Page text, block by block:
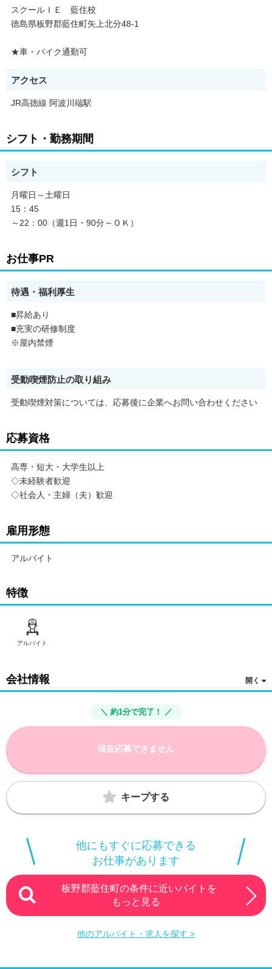
スクールＩＥ 藍住校
徳島県板野郡藍住町矢上北分48-1
★車・バイク通勤可
アクセス
JR高徳線 阿波川端駅
シフト・勤務期間
シフト
月曜日～土曜日
15：45
～22：00（週1日・90分～ＯＫ）
お仕事PR
待遇・福利厚生
■昇給あり
■充実の研修制度
※屋内禁煙
受動喫煙防止の取り組み
受動喫煙対策については、応募後に企業へお問い合わせください
応募資格
高専・短大・大学生以上
◇未経験者歓迎
◇社会人・主婦（夫）歓迎
雇用形態
アルバイト
特徴
アルバイト
会社情報
＼ 約1分で完了！ ／
現在応募できません
キープする
他にもすぐに応募できる
お仕事があります
板野郡藍住町の条件に近いバイトを
もっと見る
他のアルバイト・求人を探す >